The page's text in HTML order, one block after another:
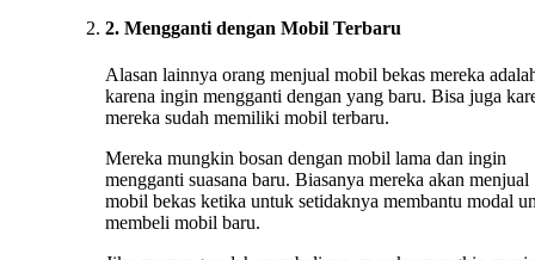
2. Mengganti dengan Mobil Terbaru
Alasan lainnya orang menjual mobil bekas mereka
karena ingin mengganti dengan yang baru. Bisa juga
mereka sudah memiliki mobil terbaru.
Mereka mungkin bosan dengan mobil lama dan ingin
mengganti suasana baru. Biasanya mereka akan menjual
mobil bekas ketika untuk setidaknya membantu modal
membeli mobil baru.